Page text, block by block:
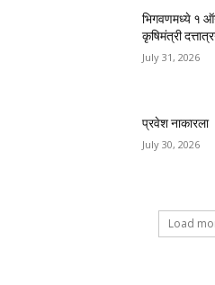
भिगवणमध्ये १
कृषिमंत्री
July 31, 2026
प्रवेश नाकारला
July 30, 2026
Load